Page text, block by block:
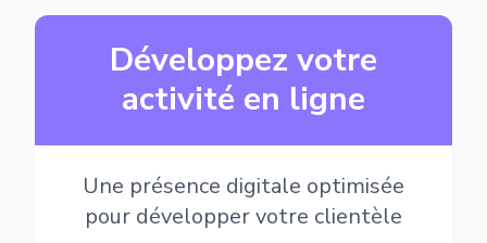
Développez votre
activité en ligne
Une présence digitale optimisée
pour développer votre clientèle